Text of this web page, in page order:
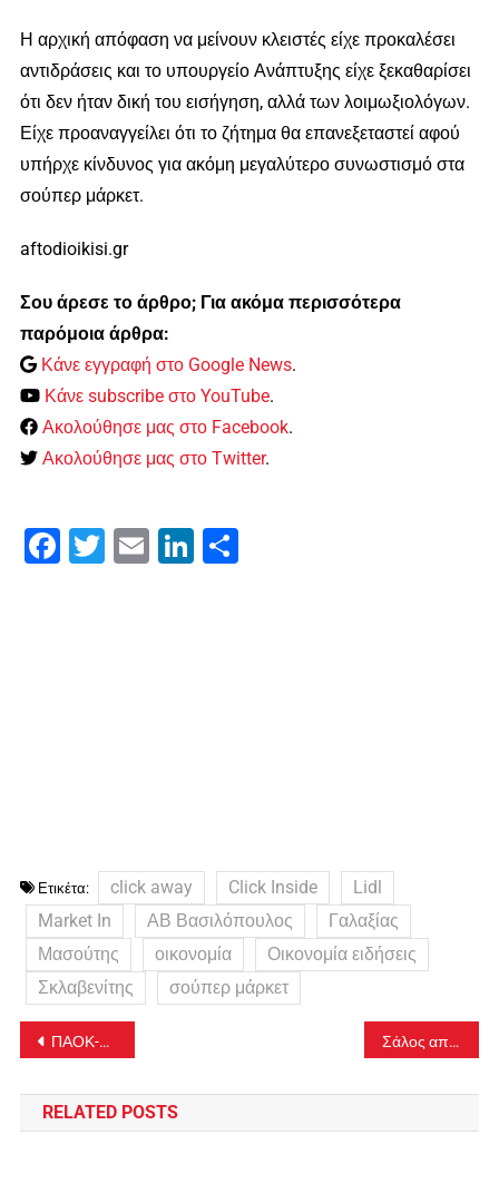
Η αρχική απόφαση να μείνουν κλειστές είχε προκαλέσει
αντιδράσεις και το υπουργείο Ανάπτυξης είχε ξεκαθαρίσει
ότι δεν ήταν δική του εισήγηση, αλλά των λοιμωξιολόγων.
Είχε προαναγγείλει ότι το ζήτημα θα επανεξεταστεί αφού
υπήρχε κίνδυνος για ακόμη μεγαλύτερο συνωστισμό στα
σούπερ μάρκετ.
aftodioikisi.gr
Σου άρεσε το άρθρο; Για ακόμα περισσότερα
παρόμοια άρθρα:
Κάνε εγγραφή στο Google News.
Κάνε subscribe στο YouTube.
Ακολούθησε μας στο Facebook.
Ακολούθησε μας στο Twitter.
Facebook
Twitter Email LinkedIn
Ετικέτα: click away Click Inside
Lidl
Market In
ΑΒ Βασιλόπουλος
Γαλαξίας
Μασούτης
οικονομία
Οικονομία ειδήσεις
Σκλαβενίτης
σούπερ μάρκετ
Πλοήγηση
άρθρων
ΠΑΟΚ-ΛΑΜΙΑ LIVE STREAMING 10/2 -Ζωντανά ο αγώνας Σάλος από τις αποκαλύψεις Στανίση: Καταγγέλλει απόπειρα βιασμού από επιχειρηματία νυχτερινού κέντρου
RELATED POSTS